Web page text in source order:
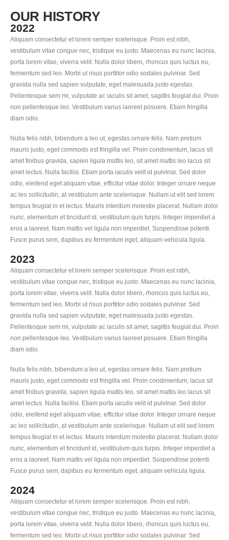
OUR HISTORY
2022
Aliquam consectetur et lorem semper scelerisque. Proin est nibh,
vestibulum vitae congue nec, tristique eu justo. Maecenas eu nunc lacinia,
porta lorem vitae, viverra velit. Nulla dolor libero, rhoncus quis luctus eu,
fermentum sed leo. Morbi ut risus porttitor odio sodales pulvinar. Sed
gravida nulla sed sapien vulputate, eget malesuada justo egestas.
Pellentesque sem mi, vulputate ac iaculis sit amet, sagittis feugiat dui. Proin
non pellentesque leo. Vestibulum varius laoreet posuere. Etiam fringilla
diam odio.
Nulla felis nibh, bibendum a leo ut, egestas ornare felis. Nam pretium
mauris justo, eget commodo est fringilla vel. Proin condimentum, lacus sit
amet finibus gravida, sapien ligula mattis leo, sit amet mattis leo lacus sit
amet lectus. Nulla facilisi. Etiam porta iaculis velit id pulvinar. Sed dolor
odio, eleifend eget aliquam vitae, efficitur vitae dolor. Integer ornare neque
ac leo sollicitudin, at vestibulum ante scelerisque. Nullam ut elit sed lorem
tempus feugiat in et lectus. Mauris interdum molestie placerat. Nullam dolor
nunc, elementum et tincidunt id, vestibulum quis turpis. Integer imperdiet a
eros a laoreet. Nam mattis vel ligula non imperdiet. Suspendisse potenti.
Fusce purus sem, dapibus eu fermentum eget, aliquam vehicula ligula.
2023
Aliquam consectetur et lorem semper scelerisque. Proin est nibh,
vestibulum vitae congue nec, tristique eu justo. Maecenas eu nunc lacinia,
porta lorem vitae, viverra velit. Nulla dolor libero, rhoncus quis luctus eu,
fermentum sed leo. Morbi ut risus porttitor odio sodales pulvinar. Sed
gravida nulla sed sapien vulputate, eget malesuada justo egestas.
Pellentesque sem mi, vulputate ac iaculis sit amet, sagittis feugiat dui. Proin
non pellentesque leo. Vestibulum varius laoreet posuere. Etiam fringilla
diam odio.
Nulla felis nibh, bibendum a leo ut, egestas ornare felis. Nam pretium
mauris justo, eget commodo est fringilla vel. Proin condimentum, lacus sit
amet finibus gravida, sapien ligula mattis leo, sit amet mattis leo lacus sit
amet lectus. Nulla facilisi. Etiam porta iaculis velit id pulvinar. Sed dolor
odio, eleifend eget aliquam vitae, efficitur vitae dolor. Integer ornare neque
ac leo sollicitudin, at vestibulum ante scelerisque. Nullam ut elit sed lorem
tempus feugiat in et lectus. Mauris interdum molestie placerat. Nullam dolor
nunc, elementum et tincidunt id, vestibulum quis turpis. Integer imperdiet a
eros a laoreet. Nam mattis vel ligula non imperdiet. Suspendisse potenti.
Fusce purus sem, dapibus eu fermentum eget, aliquam vehicula ligula.
2024
Aliquam consectetur et lorem semper scelerisque. Proin est nibh,
vestibulum vitae congue nec, tristique eu justo. Maecenas eu nunc lacinia,
porta lorem vitae, viverra velit. Nulla dolor libero, rhoncus quis luctus eu,
fermentum sed leo. Morbi ut risus porttitor odio sodales pulvinar. Sed